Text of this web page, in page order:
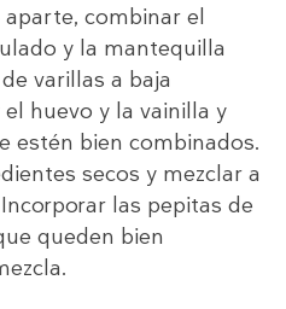
combinar el
y la mantequilla
varillas a baja
huevo y la vainilla y
estén bien combinados.
secos y mezclar a
las pepitas de
queden bien